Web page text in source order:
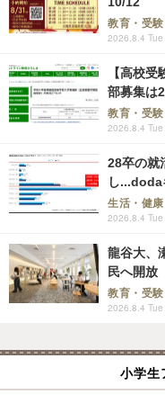
教育・受験
2026.8.4
【高校
部募集は
教育・受験
2026.8.4
28卒の就
し...doda
生活・健康
2026.8.4
龍谷大、
民へ開放
教育・受験
2026.8.4
小学生